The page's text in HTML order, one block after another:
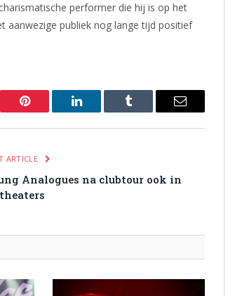
performer die hij is op het
aanwezige publiek nog lange tijd positief
Pinterest LinkedIn Tumblr Email
ARTICLE
Analogues na clubtour ook in